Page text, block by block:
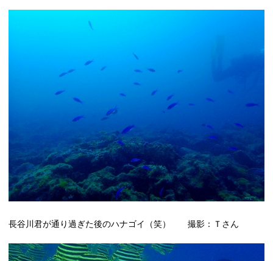
長谷川君が通り過ぎた後のハナゴイ（笑） 撮影：Ｔさん